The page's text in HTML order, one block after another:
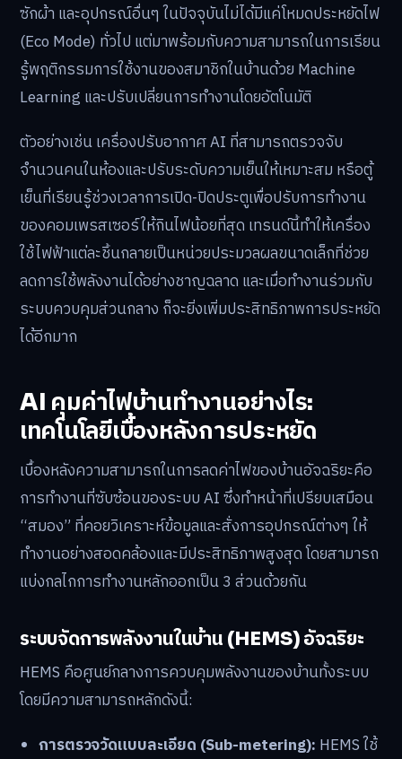
ซักผ้า และอุปกรณ์อื่นๆ ในปัจจุบันไม่ได้มีแค่โหมดประหยัดไฟ
(Eco Mode) ทั่วไป แต่มาพร้อมกับความสามารถในการเรียน
รู้พฤติกรรมการใช้งานของสมาชิกในบ้านด้วย Machine
Learning และปรับเปลี่ยนการทำงานโดยอัตโนมัติ
ตัวอย่างเช่น เครื่องปรับอากาศ AI ที่สามารถตรวจจับ
จำนวนคนในห้องและปรับระดับความเย็นให้เหมาะสม หรือตู้
เย็นที่เรียนรู้ช่วงเวลาการเปิด-ปิดประตูเพื่อปรับการทำงาน
ของคอมเพรสเซอร์ให้กินไฟน้อยที่สุด เทรนด์นี้ทำให้เครื่อง
ใช้ไฟฟ้าแต่ละชิ้นกลายเป็นหน่วยประมวลผลขนาดเล็กที่ช่วย
ลดการใช้พลังงานได้อย่างชาญฉลาด และเมื่อทำงานร่วมกับ
ระบบควบคุมส่วนกลาง ก็จะยิ่งเพิ่มประสิทธิภาพการประหยัด
ได้อีกมาก
AI คุมค่าไฟบ้านทำงานอย่างไร:
เทคโนโลยีเบื้องหลังการประหยัด
เบื้องหลังความสามารถในการลดค่าไฟของบ้านอัจฉริยะคือ
การทำงานที่ซับซ้อนของระบบ AI ซึ่งทำหน้าที่เปรียบเสมือน
“สมอง” ที่คอยวิเคราะห์ข้อมูลและสั่งการอุปกรณ์ต่างๆ ให้
ทำงานอย่างสอดคล้องและมีประสิทธิภาพสูงสุด โดยสามารถ
แบ่งกลไกการทำงานหลักออกเป็น 3 ส่วนด้วยกัน
ระบบจัดการพลังงานในบ้าน (HEMS) อัจฉริยะ
HEMS คือศูนย์กลางการควบคุมพลังงานของบ้านทั้งระบบ
โดยมีความสามารถหลักดังนี้:
การตรวจวัดแบบละเอียด (Sub-metering): HEMS ใช้